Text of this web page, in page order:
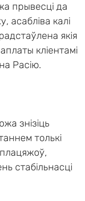
прывесці да
асабліва калі
якія
кліентамі
Расію.
знізіць
толькі
стабільнасці